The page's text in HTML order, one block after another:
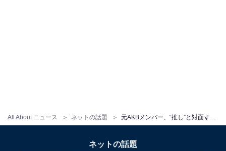
All About ニュース ネットの話題
ネットの話題